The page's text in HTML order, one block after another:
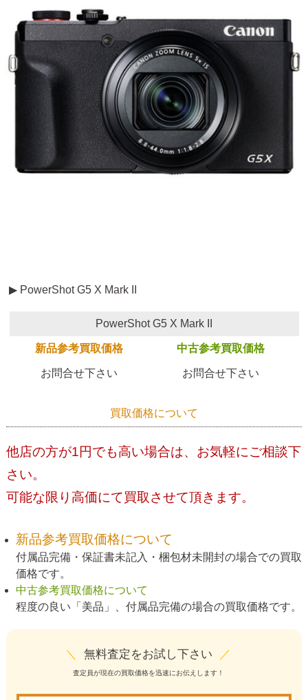
▶ PowerShot G5 X Mark II
PowerShot G5 X Mark II
新品参考買取価格 中古参考買取価格
お問合せ下さい お問合せ下さい
買取価格について
他店の方が1円でも高い場合は、お気軽にご相談下
さい。
可能な限り高価にて買取させて頂きます。
新品参考買取価格について
付属品完備・保証書未記入・梱包材未開封の場合での買取
価格です。
中古参考買取価格について
程度の良い「美品」、付属品完備の場合の買取価格です。
＼ 無料査定をお試し下さい ／
査定員が現在の買取価格を迅速にお伝えします！